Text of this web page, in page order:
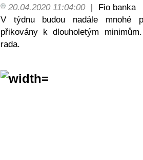
20.04.2020 11:04:00 |
Fio banka
V týdnu budou nadále mnohé
přikovány k dlouholetým
rada.